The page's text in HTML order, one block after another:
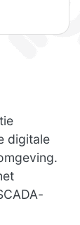
digitale